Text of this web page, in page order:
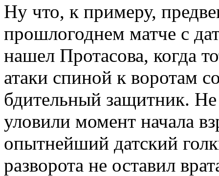
Ну что, к примеру,
прошлогоднем матче с
нашел Протасова, когда
атаки спиной к воротам
бдительный защитник.
уловили момент начала
опытнейший датский
разворота не оставил